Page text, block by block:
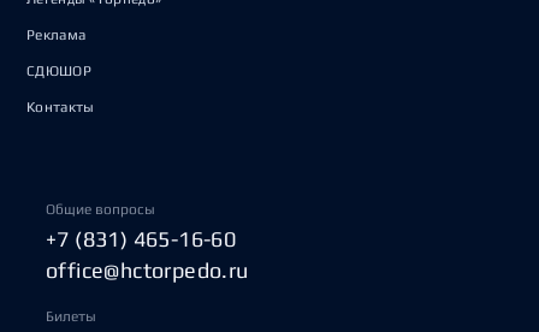
Реклама
СДЮШОР
Контакты
Общие вопросы
+7 (831) 465-16-60
office@hctorpedo.ru
Билеты